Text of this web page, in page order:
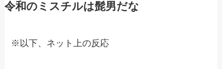
令和のミスチルは髭男だな
※以下、ネット上の反応